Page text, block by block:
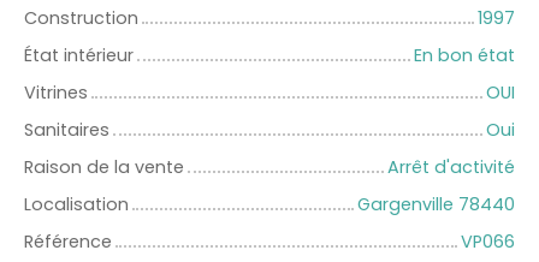
Construction
1997
État intérieur
En bon état
Vitrines
OUI
Sanitaires
Oui
Raison de la vente
Arrêt d'activité
Localisation
Gargenville 78440
Référence
VP066